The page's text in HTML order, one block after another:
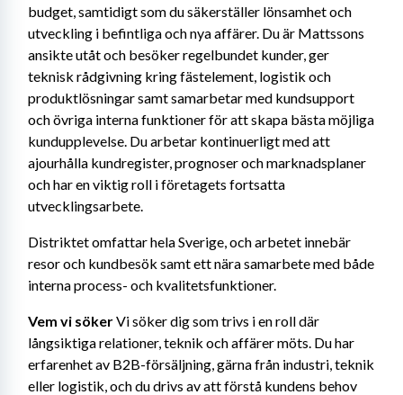
budget, samtidigt som du säkerställer lönsamhet och
utveckling i befintliga och nya affärer. Du är Mattssons
ansikte utåt och besöker regelbundet kunder, ger
teknisk rådgivning kring fästelement, logistik och
produktlösningar samt samarbetar med kundsupport
och övriga interna funktioner för att skapa bästa möjliga
kundupplevelse. Du arbetar kontinuerligt med att
ajourhålla kundregister, prognoser och marknadsplaner
och har en viktig roll i företagets fortsatta
utvecklingsarbete.
Distriktet omfattar hela Sverige, och arbetet innebär
resor och kundbesök samt ett nära samarbete med både
interna process- och kvalitetsfunktioner.
Vem vi söker Vi söker dig som trivs i en roll där
långsiktiga relationer, teknik och affärer möts. Du har
erfarenhet av B2B-försäljning, gärna från industri, teknik
eller logistik, och du drivs av att förstå kundens behov